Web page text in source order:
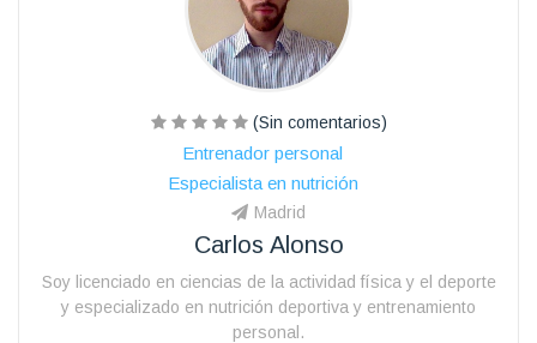
(Sin comentarios)
Entrenador personal
Especialista en nutrición
Madrid
Carlos Alonso
Soy licenciado en ciencias de la actividad física y el deporte
y especializado en nutrición deportiva y entrenamiento
personal.